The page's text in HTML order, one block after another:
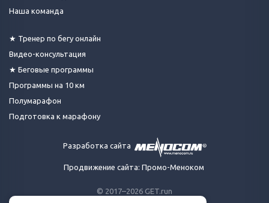
© 2017–2026 GET.run
Наша команда
★ Тренер по бегу онлайн
Видео-консультация
★ Беговые программы
Программы на 10 км
Полумарафон
Подготовка к марафону
Разработка сайта
Продвижение сайта: Промо-Меноком